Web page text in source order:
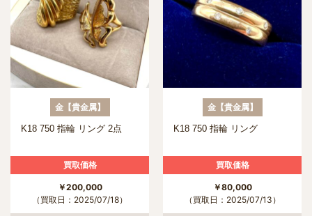
金【貴金属】
K18 750 指輪 リング 2点
買取価格
￥200,000
（買取日：2025/07/18）
金【貴金属】
K18 750 指輪 リング
買取価格
￥80,000
（買取日：2025/07/13）